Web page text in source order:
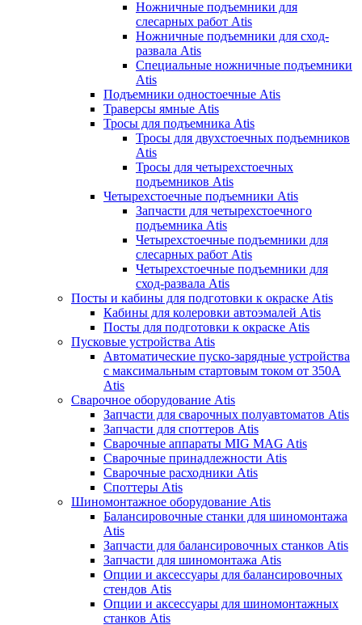
Ножничные подъемники для
слесарных работ Atis
Ножничные подъемники для сход-
развала Atis
Специальные ножничные подъемники
Atis
Подъемники одностоечные Atis
Траверсы ямные Atis
Тросы для подъемника Atis
Тросы для двухстоечных подъемников
Atis
Тросы для четырехстоечных
подъемников Atis
Четырехстоечные подъемники Atis
Запчасти для четырехстоечного
подъемника Atis
Четырехстоечные подъемники для
слесарных работ Atis
Четырехстоечные подъемники для
сход-развала Atis
Посты и кабины для подготовки к окраске Atis
Кабины для колеровки автоэмалей Atis
Посты для подготовки к окраске Atis
Пусковые устройства Atis
Автоматические пуско-зарядные устройства
с максимальным стартовым током от 350А
Atis
Сварочное оборудование Atis
Запчасти для сварочных полуавтоматов Atis
Запчасти для споттеров Atis
Сварочные аппараты MIG MAG Atis
Сварочные принадлежности Atis
Сварочные расходники Atis
Споттеры Atis
Шиномонтажное оборудование Atis
Балансировочные станки для шиномонтажа
Atis
Запчасти для балансировочных станков Atis
Запчасти для шиномонтажа Atis
Опции и аксессуары для балансировочных
стендов Atis
Опции и аксессуары для шиномонтажных
станков Atis